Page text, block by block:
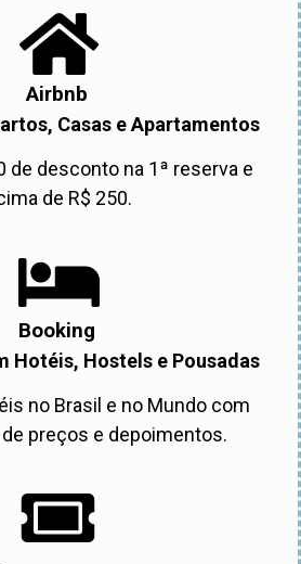
Airbnb
Casas e Apartamentos
de desconto na 1ª reserva e
de R$ 250.
Booking
Hotéis, Hostels e Pousadas
no Brasil e no Mundo com
preços e depoimentos.